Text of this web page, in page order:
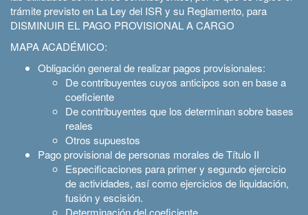
trámite previsto en La Ley del ISR y su Reglamento, para
DISMINUIR EL PAGO PROVISIONAL A CARGO
MAPA ACADÉMICO:
Obligación general de realizar pagos provisionales:
De contribuyentes cuyos anticipos son en base a
coeficiente
De contribuyentes que los determinan sobre bases
reales
Otros supuestos
Pago provisional de personas morales de Título II
Especificaciones para primer y segundo ejercicio
de actividades, así como ejercicios de liquidación,
fusión y escisión.
Determinación del coeficiente